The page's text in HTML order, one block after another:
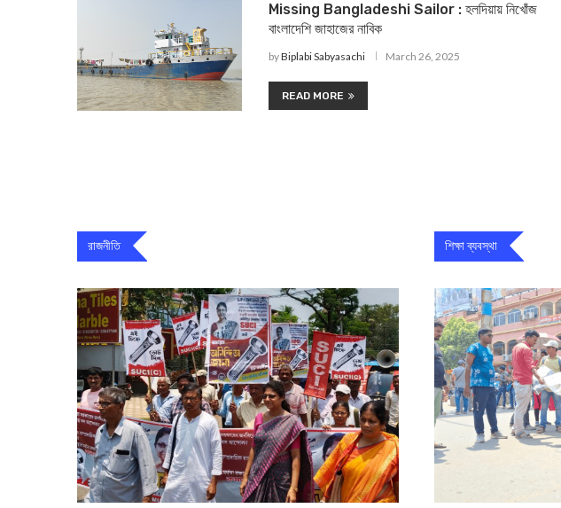
Missing Bangladeshi Sailor : হলদিয়ায় নিখোঁজ
বাংলাদেশি জাহাজের নাবিক
byBiplabi Sabyasachi March 26, 2025
READ MORE
রাজনীতি শিক্ষা ব্যবস্থা